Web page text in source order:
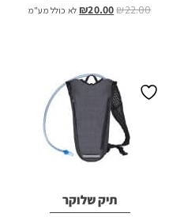
₪22.00
המחיר₪20.00 המחיר
לא כולל מע"מ
תיק שלוקר